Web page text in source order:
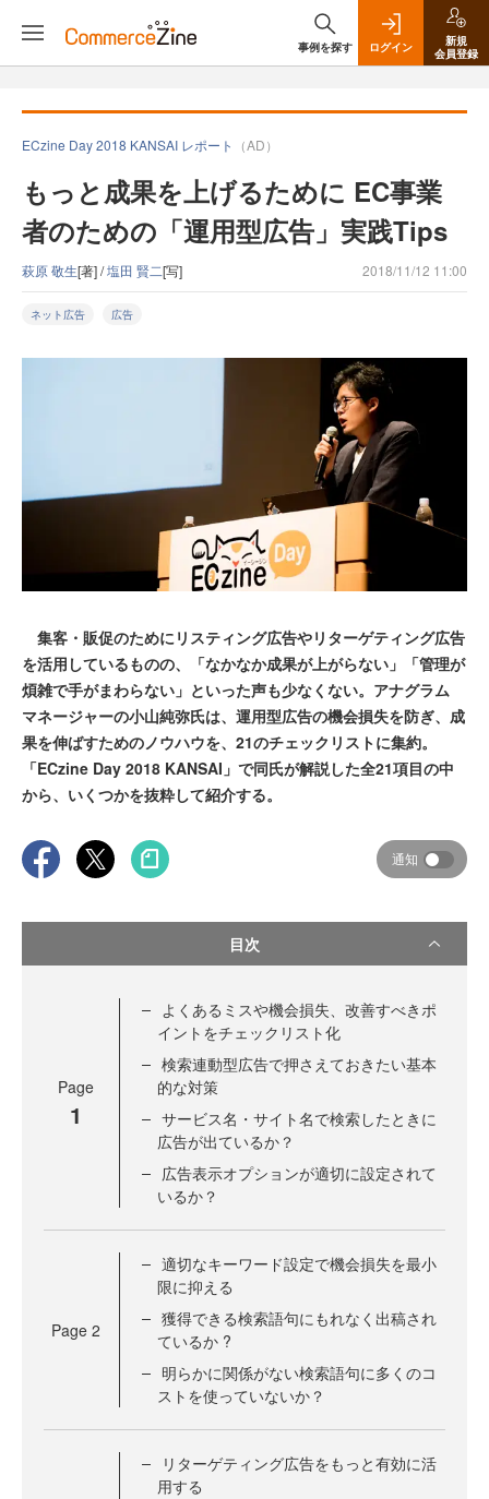
事例を探す ログイン
新規
会員登録
ECzine Day 2018 KANSAI レポート （AD）
もっと成果を上げるために EC事業
者のための「運用型広告」実践Tips
萩原 敬生[著] /塩田 賢二[写] 2018/11/12 11:00
ネット広告 広告
集客・販促のためにリスティング広告やリターゲティング広告
を活用しているものの、「なかなか成果が上がらない」「管理が
煩雑で手がまわらない」といった声も少なくない。アナグラム
マネージャーの小山純弥氏は、運用型広告の機会損失を防ぎ、成
果を伸ばすためのノウハウを、21のチェックリストに集約。
「ECzine Day 2018 KANSAI」で同氏が解説した全21項目の中
から、いくつかを抜粋して紹介する。
通知
目次
Page
1
よくあるミスや機会損失、改善すべきポ
イントをチェックリスト化
検索連動型広告で押さえておきたい基本
的な対策
サービス名・サイト名で検索したときに
広告が出ているか？
広告表示オプションが適切に設定されて
いるか？
Page 2
適切なキーワード設定で機会損失を最小
限に抑える
獲得できる検索語句にもれなく出稿され
ているか ?
明らかに関係がない検索語句に多くのコ
ストを使っていないか？
リターゲティング広告をもっと有効に活
用する